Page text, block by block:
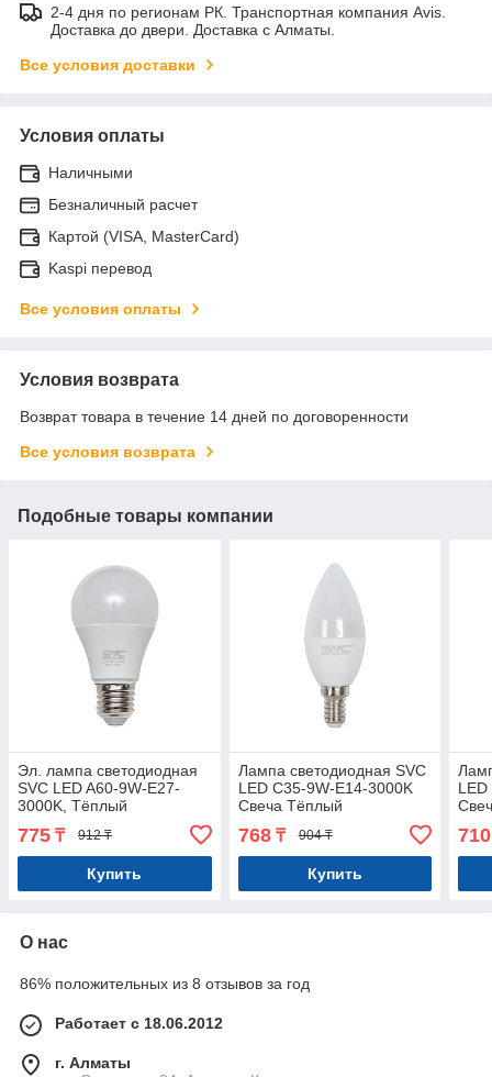
2-4 дня по регионам РК. Транспортная компания Avis.
Доставка до двери. Доставка с Алматы.
Все условия доставки
Условия оплаты
Наличными
Безналичный расчет
Картой (VISA, MasterCard)
Kaspi перевод
Все условия оплаты
Условия возврата
Возврат товара в течение 14 дней по договоренности
Все условия возврата
Подобные товары компании
Эл. лампа светодиодная
SVC LED A60-9W-E27-
3000K, Тёплый
775 ₸ 912 ₸
Купить
Лампа светодиодная SVC
LED C35-9W-E14-3000K
Свеча Тёплый
768₸ 904 ₸
Купить
710
О нас
86% положительных из 8 отзывов за год
Работает с 18.06.2012
г. Алматы